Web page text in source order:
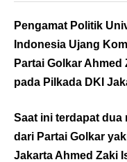
Pengamat Politik
Indonesia Ujang
Partai Golkar
pada Pilkada DKI
Saat ini terdapat dua
dari Partai Golkar
Jakarta Ahmed Zaki